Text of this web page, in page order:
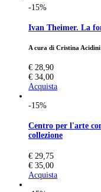
-15%
Ivan Theimer. La
A cura di Cristina Acidini
€ 28,90
€ 34,00
Acquista
-15%
Centro per l'arte
collezione
€ 29,75
€ 35,00
Acquista